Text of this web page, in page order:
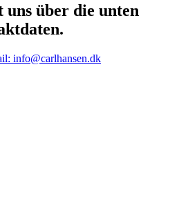
uns über die unten
info@carlhansen.dk